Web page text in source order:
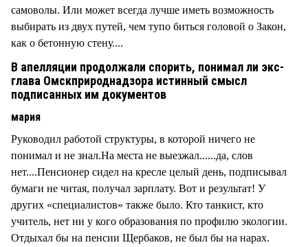
самоволы. Или может всегда лучше иметь возможность
выбирать из двух путей, чем тупо биться головой о Закон,
как о бетонную стену....
В апелляции продолжали спорить, понимал ли экс-
глава Омскприроднадзора истинный смысл
подписанных им документов
мария
Руководил работой структуры, в которой ничего не
понимал и не знал.На места не выезжал......да, слов
нет....Пенсионер сидел на кресле целый день, подписывал
бумаги не читая, получал зарплату. Вот и результат! У
других «специалистов» также было. Кто танкист, кто
учитель, нет ни у кого образования по профилю экологии.
Отдыхал бы на пенсии Щербаков, не был бы на нарах.